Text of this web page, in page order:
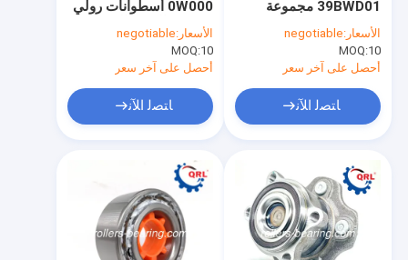
تحمل مشترك عالمي
الكرة الاخدود العميق
أسطواني أسطواني
الموتر تحمل بكرة
محرك شافت مركز تحمل
فاصل محمل العجلة
0W000 أسطوانات رولي
أورفان
الأسعار:negotiable
MOQ:10
أحصل على آخر سعر
ﺎﺘﺼﻟ ﺍﻶﻧ
39BWD01 مجموعة
QRL
الأسعار:negotiable
MOQ:10
أحصل على آخر سعر
ﺎﺘﺼﻟ ﺍﻶﻧ